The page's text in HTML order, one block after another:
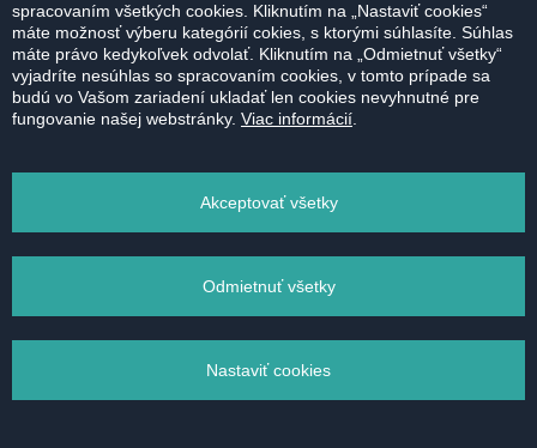
spracovaním všetkých cookies. Kliknutím na „Nastaviť cookies“
máte možnosť výberu kategórií cokies, s ktorými súhlasíte. Súhlas
máte právo kedykoľvek odvolať. Kliknutím na „Odmietnuť všetky“
vyjadríte nesúhlas so spracovaním cookies, v tomto prípade sa
budú vo Vašom zariadení ukladať len cookies nevyhnutné pre
fungovanie našej webstránky. Viac informácií
Akceptovať všetky
Odmietnuť všetky
Nastaviť cookies